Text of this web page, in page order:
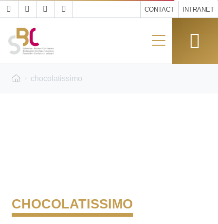
CONTACT INTRANET
chocolatissimo
CHOCOLATISSIMO